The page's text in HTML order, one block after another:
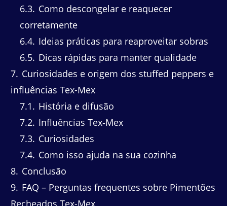
6.3 Como descongelar e reaquecer
corretamente
6.4 Ideias práticas para reaproveitar sobras
6.5 Dicas rápidas para manter qualidade
7 Curiosidades e origem dos stuffed peppers e
influências Tex-Mex
7.1
História e difusão
7.2 Influências Tex‑Mex
7.3 Curiosidades
7.4 Como isso ajuda na sua cozinha
8 Conclusão
9 FAQ – Perguntas frequentes sobre Pimentões
Recheados Tex-Mex